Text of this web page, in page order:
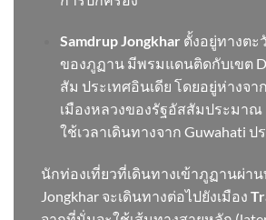
Samdrup Jongkhar ตั้งอยู่ทางตะ
ของภูฏาน มีพรมแดนติดกับเขต
สัม ประเทศอินเดีย โดยอยู่ห่างจา
เมืองหลวงของรัฐอัสสัมประมาณ
ใช้เวลาเดินทางจาก Guwahati
นักท่องเที่ยวที่เดินทางเข้าภูฏานผ่าน
Jongkhar จะเดินทางต่อไปยังเมือง